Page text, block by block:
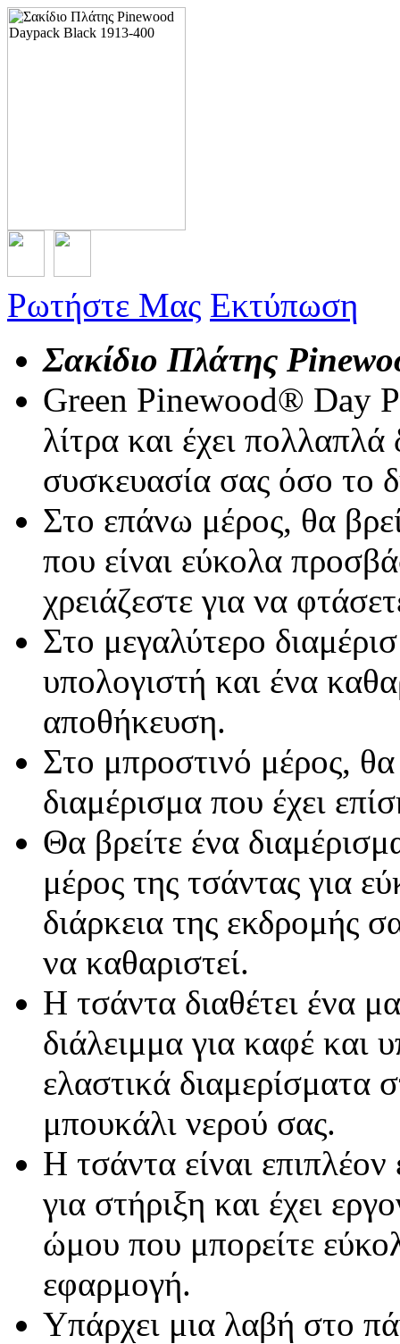
Ρωτήστε Μας Εκτύπωση
Σακίδιο Πλάτης
Green Pinewood® Day
λίτρα και έχει
συσκευασία σας όσο το
Στο επάνω μέρος, θα
που είναι εύκολα
χρειάζεστε για να
Στο μεγαλύτερο
υπολογιστή και ένα
αποθήκευση.
Στο μπροστινό μέρος, θα
διαμέρισμα που έχει
Θα βρείτε ένα
μέρος της τσάντας για
διάρκεια της εκδρομής
να καθαριστεί.
Η τσάντα διαθέτει ένα
διάλειμμα για καφέ και
ελαστικά διαμερίσματα
μπουκάλι νερού σας.
Η τσάντα είναι
για στήριξη και έχει
ώμου που μπορείτε
εφαρμογή.
Υπάρχει μια λαβή στο